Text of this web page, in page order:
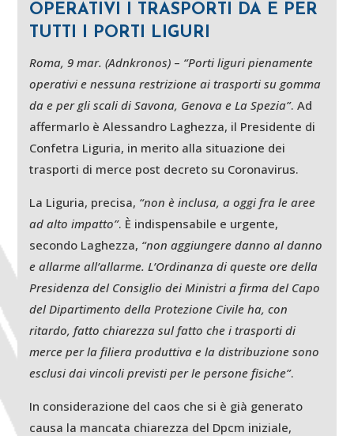
OPERATIVI I TRASPORTI DA E PER
TUTTI I PORTI LIGURI
Roma, 9 mar. (Adnkronos) – “Porti liguri pienamente
operativi e nessuna restrizione ai trasporti su gomma
da e per gli scali di Savona, Genova e La Spezia”. Ad
affermarlo è Alessandro Laghezza, il Presidente di
Confetra Liguria, in merito alla situazione dei
trasporti di merce post decreto su Coronavirus.
La Liguria, precisa, “non è inclusa, a oggi fra le aree
ad alto impatto”. È indispensabile e urgente,
secondo Laghezza, “non aggiungere danno al danno
e allarme all’allarme. L’Ordinanza di queste ore della
Presidenza del Consiglio dei Ministri a firma del Capo
del Dipartimento della Protezione Civile ha, con
ritardo, fatto chiarezza sul fatto che i trasporti di
merce per la filiera produttiva e la distribuzione sono
esclusi dai vincoli previsti per le persone fisiche”.
In considerazione del caos che si è già generato
causa la mancata chiarezza del Dpcm iniziale,